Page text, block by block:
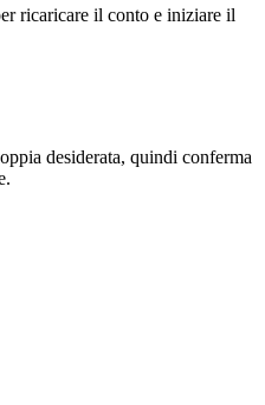
ricaricare il conto e iniziare il
desiderata, quindi conferma